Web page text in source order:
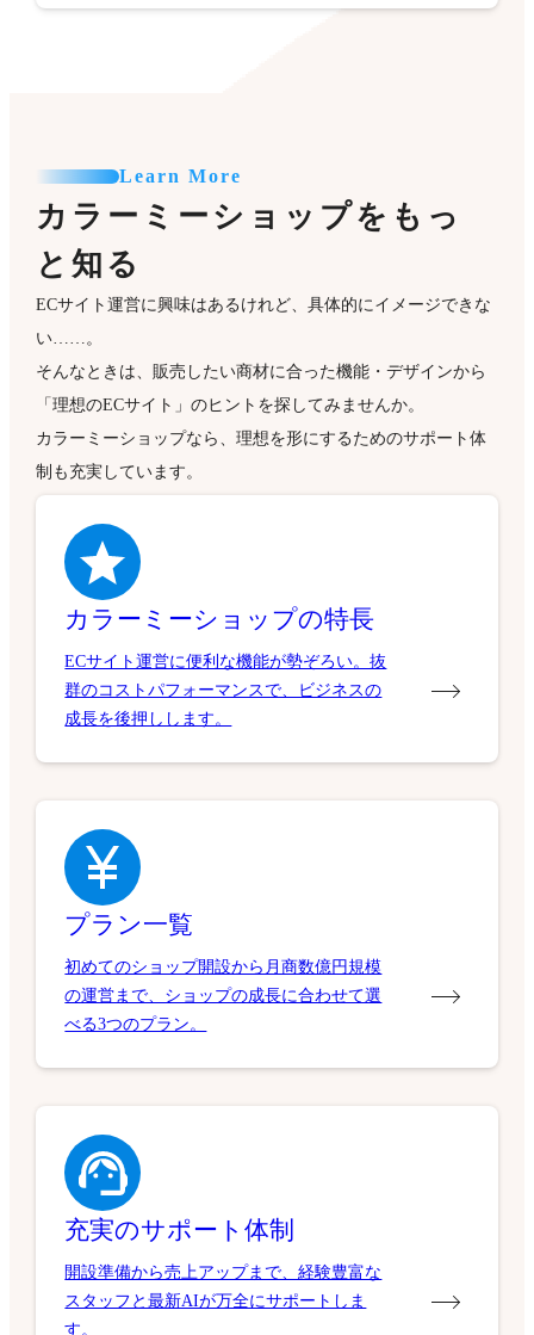
Learn More
カラーミーショップをもっ
と知る
ECサイト運営に興味はあるけれど、具体的にイメージできな
い……。
そんなときは、販売したい商材に合った機能・デザインから
「理想のECサイト」のヒントを探してみませんか。
カラーミーショップなら、理想を形にするためのサポート体
制も充実しています。
カラーミーショップの特長
ECサイト運営に便利な機能が勢ぞろい。抜
群のコストパフォーマンスで、ビジネスの
成長を後押しします。
プラン一覧
初めてのショップ開設から月商数億円規模
の運営まで、ショップの成長に合わせて選
べる3つのプラン。
充実のサポート体制
開設準備から売上アップまで、経験豊富な
スタッフと最新AIが万全にサポートしま
す。